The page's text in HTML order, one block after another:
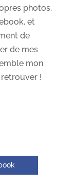
photos.
et
de
de mes
mon
!